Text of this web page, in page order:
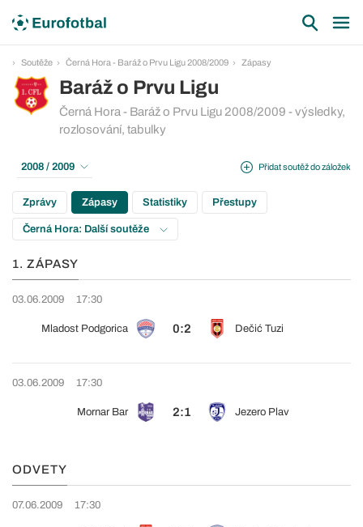
Soutěže Černá Hora - Baráž o Prvu Ligu 2008/2009 Zápasy
Baráž o Prvu Ligu
Černá Hora - Baráž o Prvu Ligu 2008/2009 - výsledky,
rozlosování, tabulky
Přidat soutěž do záložek
2008 / 2009
Zprávy Zápasy Statistiky Přestupy
Černá Hora: Další soutěže
1. ZÁPASY
03.06.2009 17:30
Mladost Podgorica 0:2 Dečić Tuzi
03.06.2009 17:30
Mornar Bar 2:1 Jezero Plav
ODVETY
07.06.2009 17:30